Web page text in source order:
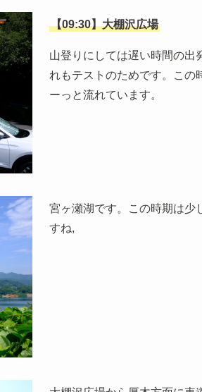
【09:30】大棚沢広場
山登りにしては遅い時間の出
れもテストのためです。この
ーっと流れています。
宮ヶ瀬湖です。この時期は少
すね,